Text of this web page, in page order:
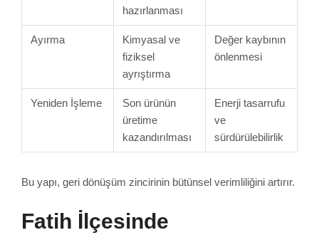
hazırlanması
Ayırma
Kimyasal ve
fiziksel
ayrıştırma
Değer kaybının
önlenmesi
Yeniden İşleme
Son ürünün
üretime
kazandırılması
Enerji tasarrufu
ve
sürdürülebilirlik
Bu yapı, geri dönüşüm zincirinin bütünsel verimliliğini artırır.
Fatih İlçesinde